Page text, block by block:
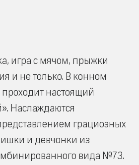
игра с мячом, прыжки
и не только. В конном
проходит настоящий
Наслаждаются
грациозных
и девчонки из
вида №73.